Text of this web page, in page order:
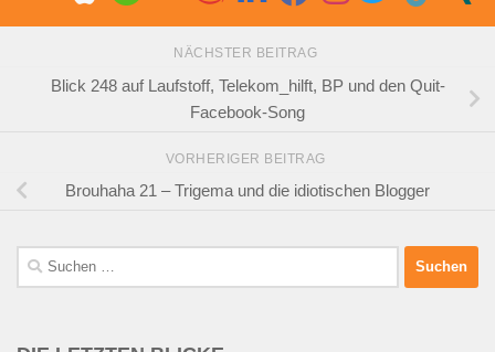
NÄCHSTER BEITRAG
Blick 248 auf Laufstoff, Telekom_hilft, BP und den Quit-
Facebook-Song
VORHERIGER BEITRAG
Brouhaha 21 – Trigema und die idiotischen Blogger
Suchen
nach: